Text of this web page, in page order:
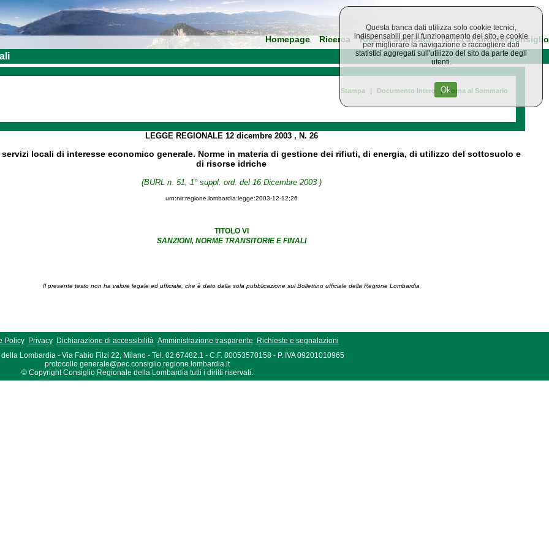
Homepage Ricerca Ricerca avanzata Torna al sito del consiglio
Stampa | Documento Intero | Torna al Sommario
LEGGE REGIONALE 12 dicembre 2003 , N. 26
locali di interesse economico generale. Norme in materia di gestione dei rifiuti, di energia, di utilizzo del sottosuolo e
di risorse idriche
(BURL n. 51, 1° suppl. ord. del 16 Dicembre 2003 )
urn:nir:regione.lombardia:legge:2003-12-12;26
TITOLO VI
SANZIONI, NORME TRANSITORIE E FINALI
Il presente testo non ha valore legale ed ufficiale, che è dato dalla sola pubblicazione sul Bollettino ufficiale della Regione Lombardia
Policy Privacy Dichiarazione di accessibilità Amministrazione trasparente
Richieste e segnalazioni
Lombardia - Via Fabio Filzi 22, Milano - Tel. 02.67482.1 - C.F. 80053570158 - P. IVA 09201010965
protocollo.generale@pec.consiglio.regione.lombardia.it
© Copyright Consiglio Regionale della Lombardia tutti i diritti riservati.
Questa banca dati utilizza solo cookie tecnici,
indispensabili per il funzionamento del sito, e cookie
per migliorare la navigazione e raccogliere dati
statistici aggregati sull'utilizzo del sito da parte degli
utenti.
Ok